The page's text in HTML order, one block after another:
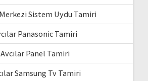
Sistem Uydu Tamiri
Panasonic Tamiri
Avcılar Panel Tamiri
Samsung Tv Tamiri